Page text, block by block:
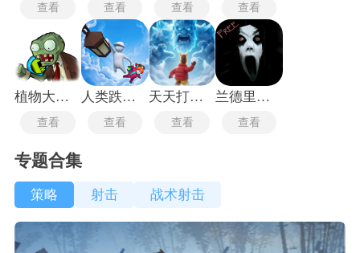
查看 查看 查看 查看
植物大战僵尸玩梗版
查看
人类跌落梦境
查看
天天打雪仗
查看
兰德里纳河的地下室
查看
专题合集
策略 射击 战术射击